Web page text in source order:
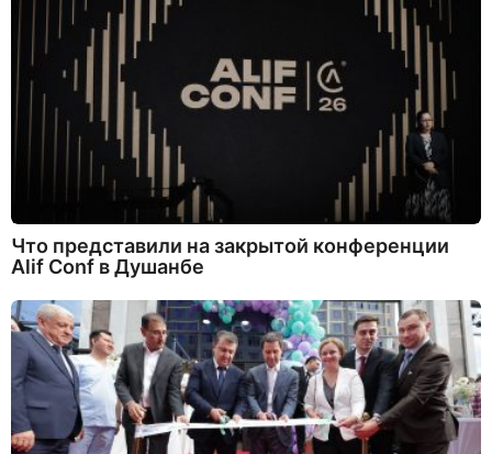
Что представили на закрытой конференции
Alif Conf в Душанбе